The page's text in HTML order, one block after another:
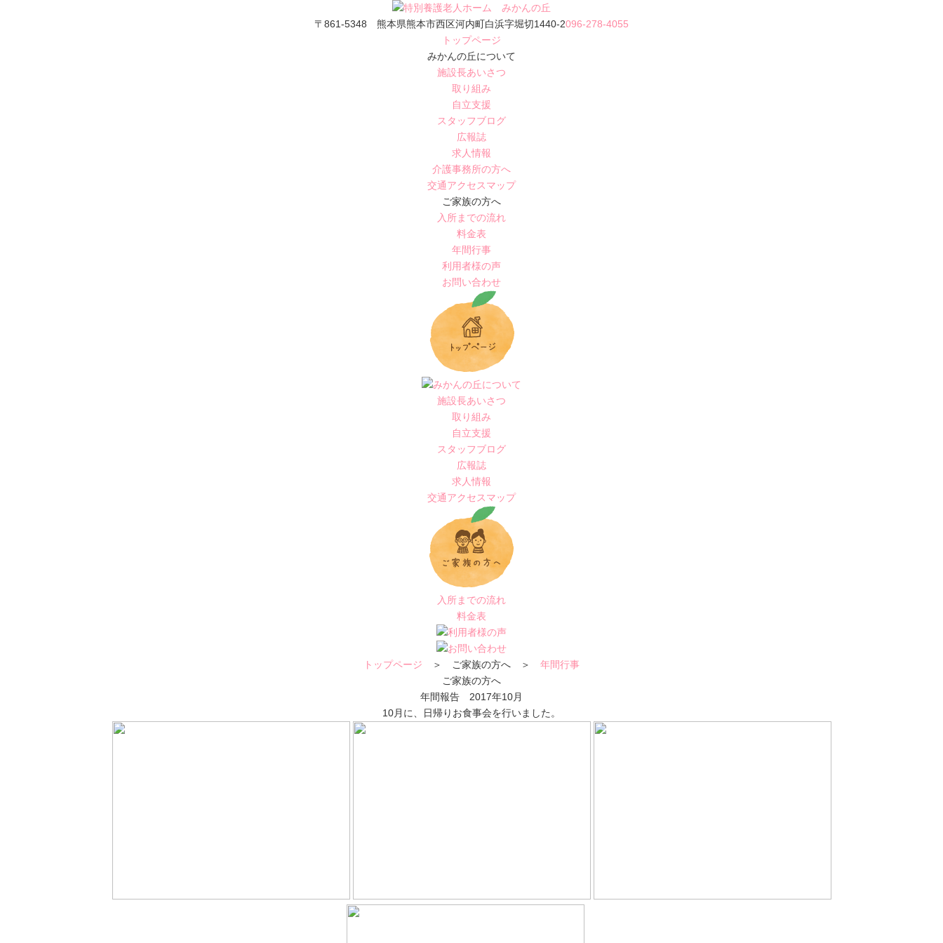
〒861-5348 熊本県熊本市西区河内町白浜字堀切1440-2096-278-4055
トップページ
みかんの丘について
施設長あいさつ
取り組み
自立支援
スタッフブログ
広報誌
求人情報
介護事務所の方へ
交通アクセスマップ
ご家族の方へ
入所までの流れ
料金表
年間行事
利用者様の声
お問い合わせ
施設長あいさつ
取り組み
自立支援
スタッフブログ
広報誌
求人情報
交通アクセスマップ
入所までの流れ
料金表
トップページ ＞ ご家族の方へ ＞ 年間行事
ご家族の方へ
年間報告 2017年10月
10月に、日帰りお食事会を行いました。